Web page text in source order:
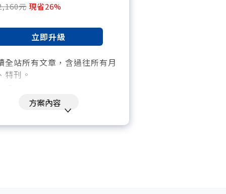
元現省26%
立即升級
全站所有文章，含過往所有月
特刊。​
到期自動扣款。
專屬電子報：國際、金融、科
方案內容